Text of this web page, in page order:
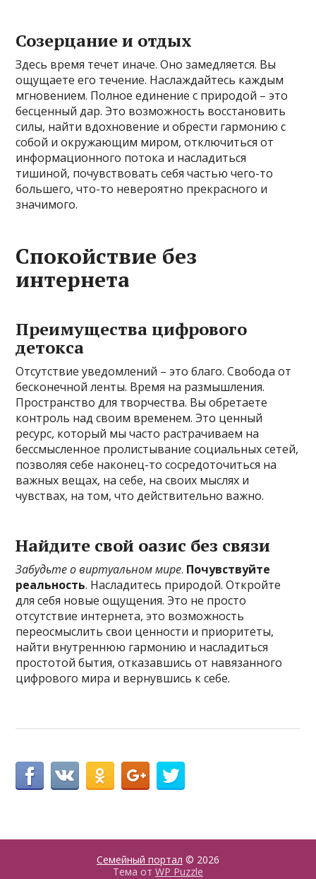
Созерцание и отдых
Здесь время течет иначе. Оно замедляется. Вы
ощущаете его течение. Наслаждайтесь каждым
мгновением. Полное единение с природой – это
бесценный дар. Это возможность восстановить
силы, найти вдохновение и обрести гармонию с
собой и окружающим миром, отключиться от
информационного потока и насладиться
тишиной, почувствовать себя частью чего-то
большего, что-то невероятно прекрасного и
значимого.
Спокойствие без
интернета
Преимущества цифрового
детокса
Отсутствие уведомлений – это благо. Свобода от
бесконечной ленты. Время на размышления.
Пространство для творчества. Вы обретаете
контроль над своим временем. Это ценный
ресурс, который мы часто растрачиваем на
бессмысленное пролистывание социальных сетей,
позволяя себе наконец-то сосредоточиться на
важных вещах, на себе, на своих мыслях и
чувствах, на том, что действительно важно.
Найдите свой оазис без связи
Забудьте о виртуальном мире. Почувствуйте
реальность. Насладитесь природой. Откройте
для себя новые ощущения. Это не просто
отсутствие интернета, это возможность
переосмыслить свои ценности и приоритеты,
найти внутреннюю гармонию и насладиться
простотой бытия, отказавшись от навязанного
цифрового мира и вернувшись к себе.
Семейный портал © 2026
Тема от WP Puzzle